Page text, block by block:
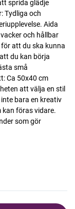
sprida glädje
Tydliga och
Aida
och hållbar
att du ska kunna
du kan börja
små
Ca 50x40 cm
att välja en stil
bara en kreativ
föras vidare.
som gör